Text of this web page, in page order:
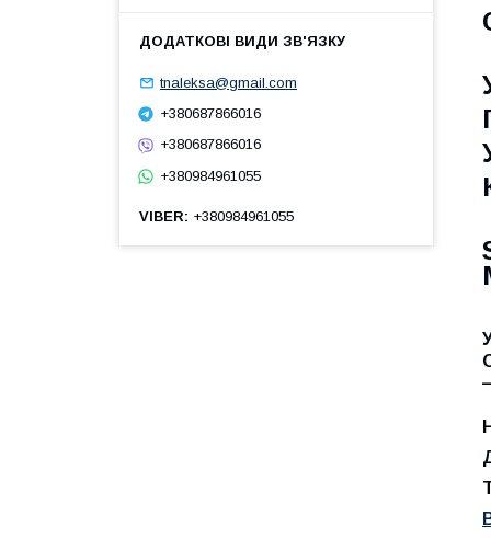
tnaleksa@gmail.com
+380687866016
+380687866016
+380984961055
VIBER +380984961055